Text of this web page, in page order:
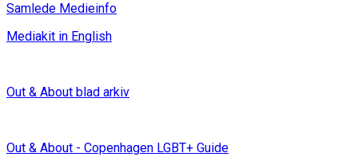
Samlede Medieinfo
Mediakit in English
Out & About blad arkiv
Out & About - Copenhagen LGBT+ Guide